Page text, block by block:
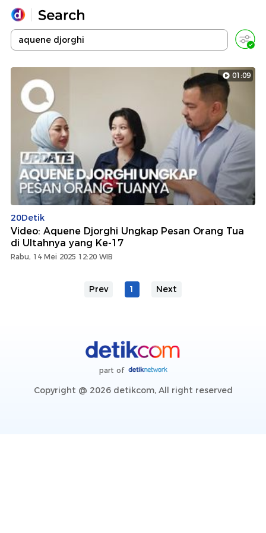
Yang sedang ramai dicari
Loading...
Promoted
Terakhir yang dicari
01:09
20Detik
Video: Aquene Djorghi Ungkap Pesan Orang Tua
di Ultahnya yang Ke-17
Rabu, 14 Mei 2025 12:20 WIB
Prev 1 Next
part of
Copyright @ 2026 detikcom, All right reserved